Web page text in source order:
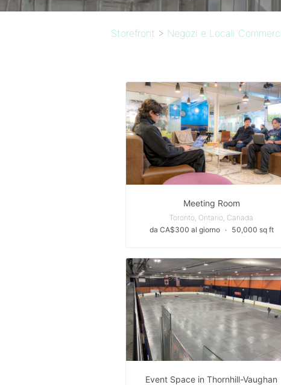
Storefront > Negozi e Locali
Meeting Room
Toronto, Ontario, Canada
da CA$300 al giorno
∙ 50,000 sq ft
Event Space in Thornhill-Vaughan